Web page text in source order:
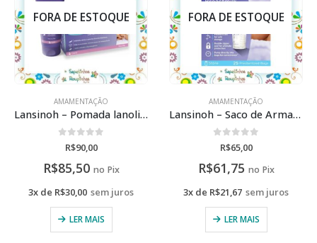
FORA DE ESTOQUE
AMAMENTAÇÃO
Lansinoh – Pomada lanolina HPA 30g
de 5
R$90,00
R$85,50 no Pix
3x de R$30,00 sem juros
LER MAIS
FORA DE ESTOQUE
AMAMENTAÇÃO
Lansinoh – Saco de Armazenamento de Leite – 25 unidades
de 5
R$65,00
R$61,75 no Pix
3x de R$21,67 sem juros
LER MAIS